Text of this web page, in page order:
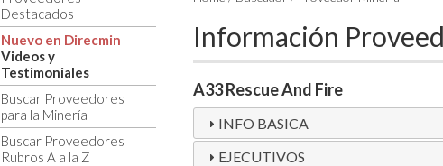
Destacados
Nuevo en Direcmin
Videos y
Testimoniales
Buscar Proveedores
para la Minería
Buscar Proveedores
Rubros A a la Z
Información
A33 Rescue And Fire
INFO BASICA
EJECUTIVOS